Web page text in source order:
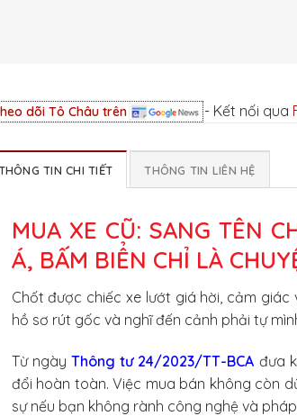
dõi Tô Châu trên - Kết nối qua
TIN CHI TIẾT THÔNG TIN LIÊN HỆ
MUA XE CŨ: SANG TÊN
Á, BẤM BIỂN CHỈ LÀ
Chốt được chiếc xe lướt giá hời, cảm
hồ sơ rút gốc và nghĩ đến cảnh phải tự
Từ ngày Thông tư 24/2023/TT-BCA đưa
đổi hoàn toàn. Việc mua bán không còn
sự nếu bạn không rành công nghệ và